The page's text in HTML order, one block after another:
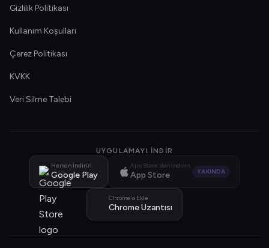
Gizlilik Politikası
Kullanım Koşulları
Çerez Politikası
KVKK
Veri Silme Talebi
UYGULAMAYI İNDIR
Hemen İndirin
Google Play
App Store'dan İndirin
App Store YAKINDA
Chrome'a Ekle
Chrome Uzantısı